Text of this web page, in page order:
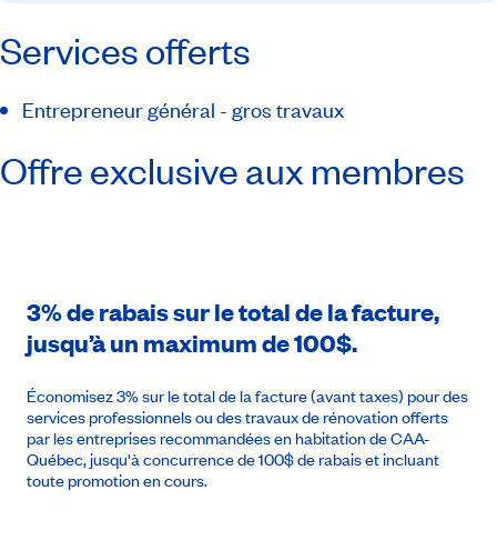
Services offerts
Entrepreneur général - gros travaux
Offre exclusive aux membres
3% de rabais sur le total de la facture,
jusqu’à un maximum de 100$.
Économisez 3% sur le total de la facture (avant taxes) pour des
services professionnels ou des travaux de rénovation offerts
par les entreprises recommandées en habitation de CAA-
Québec, jusqu'à concurrence de 100$ de rabais et incluant
toute promotion en cours.